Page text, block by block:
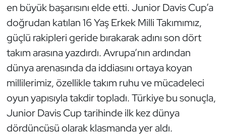
en büyük başarısını elde etti. Junior Davis Cup’a
doğrudan katılan 16 Yaş Erkek Milli Takımımız,
güçlü rakipleri geride bırakarak adını son dört
takım arasına yazdırdı. Avrupa’nın ardından
dünya arenasında da iddiasını ortaya koyan
millilerimiz, özellikle takım ruhu ve mücadeleci
oyun yapısıyla takdir topladı. Türkiye bu sonuçla,
Junior Davis Cup tarihinde ilk kez dünya
dördüncüsü olarak klasmanda yer aldı.
İşitme Engelli Sporcular
Judo ve Kuraş
Kano ve Rafting
Karate
Kayak